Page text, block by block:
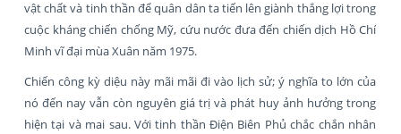
vật chất và tinh thần để quân dân ta tiến lên giành thắng lợi trong
cuộc kháng chiến chống Mỹ, cứu nước đưa đến chiến dịch Hồ Chí
Minh vĩ đại mùa Xuân năm 1975.
Chiến công kỳ diệu này mãi mãi đi vào lịch sử; ý nghĩa to lớn của
nó đến nay vẫn còn nguyên giá trị và phát huy ảnh hưởng trong
hiện tại và mai sau. Với tinh thần Điện Biên Phủ chắc chắn nhân